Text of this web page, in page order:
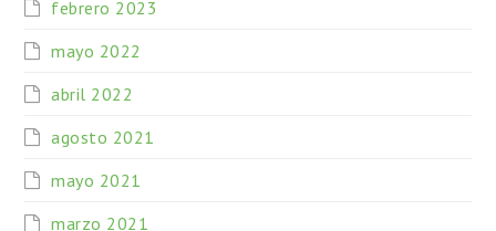
febrero 2023
mayo 2022
abril 2022
agosto 2021
mayo 2021
marzo 2021